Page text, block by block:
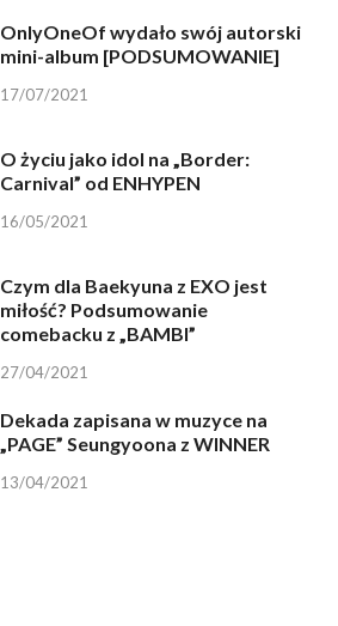
OnlyOneOf wydało swój autorski
mini-album [PODSUMOWANIE]
17/07/2021
O życiu jako idol na „Border:
Carnival” od ENHYPEN
16/05/2021
Czym dla Baekyuna z EXO jest
miłość? Podsumowanie
comebacku z „BAMBI”
27/04/2021
Dekada zapisana w muzyce na
„PAGE” Seungyoona z WINNER
13/04/2021